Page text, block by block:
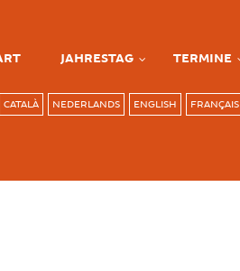
JAHRESTAG TERMINE
CATALÀ NEDERLANDS ENGLISH FRANÇAIS